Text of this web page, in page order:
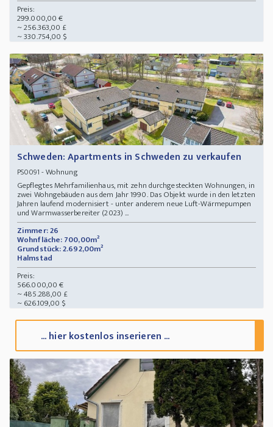
Preis:
299.000,00 €
~ 256.363,00 £
~ 330.754,00 $
Schweden: Apartments in Schweden zu verkaufen
PS0091 - Wohnung
Gepflegtes Mehrfamilienhaus, mit zehn durchgesteckten Wohnungen, in
zwei Wohngebäuden aus dem Jahr 1990. Das Objekt wurde in den letzten
Jahren laufend modernisiert - unter anderem neue Luft-Wärmepumpen
und Warmwasserbereiter (2023) ...
Zimmer: 26
Wohnfläche: 700,00m²
Grundstück: 2.692,00m²
Halmstad
Preis:
566.000,00 €
~ 485.288,00 £
~ 626.109,00 $
... hier kostenlos inserieren ...